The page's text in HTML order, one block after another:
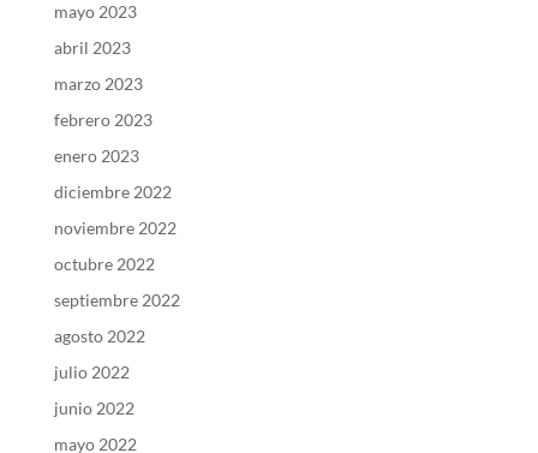
mayo 2023
abril 2023
marzo 2023
febrero 2023
enero 2023
diciembre 2022
noviembre 2022
octubre 2022
septiembre 2022
agosto 2022
julio 2022
junio 2022
mayo 2022